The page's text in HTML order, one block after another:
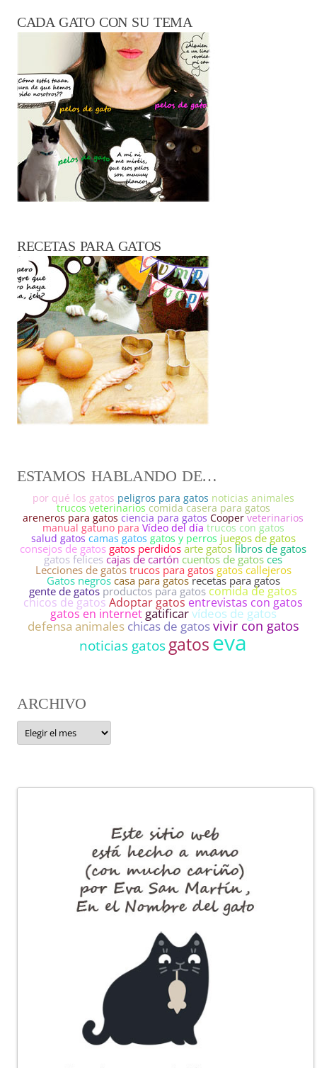
CADA GATO CON SU TEMA
RECETAS PARA GATOS
ESTAMOS HABLANDO DE…
por qué los gatos peligros para gatos noticias animales
trucos veterinarios comida casera para gatos
areneros para gatos ciencia para gatos Cooper veterinarios
manual gatuno para Vídeo del día trucos con gatos
salud gatos camas gatos gatos y perros juegos de gatos
consejos de gatos gatos perdidos arte gatos libros de gatos
gatos felices cajas de cartón cuentos de gatos ces
Lecciones de gatos trucos para gatos gatos callejeros
Gatos negros casa para gatos recetas para gatos
gente de gatos productos para gatos comida de gatos
chicos de gatos Adoptar gatos entrevistas con gatos
gatos en internet gatificarvídeos de gatos
defensa animales chicas de gatosvivir con gatos
noticias gatosgatoseva
ARCHIVO
ARCHIVO